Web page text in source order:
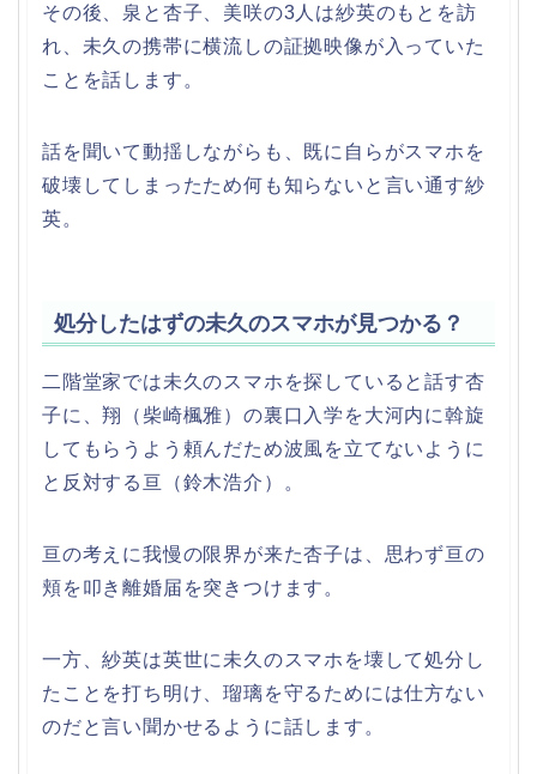
その後、泉と杏子、美咲の3人は紗英のもとを訪
れ、未久の携帯に横流しの証拠映像が入っていた
ことを話します。
話を聞いて動揺しながらも、既に自らがスマホを
破壊してしまったため何も知らないと言い通す紗
英。
処分したはずの未久のスマホが見つかる？
二階堂家では未久のスマホを探していると話す杏
子に、翔（柴崎楓雅）の裏口入学を大河内に斡旋
してもらうよう頼んだため波風を立てないように
と反対する亘（鈴木浩介）。
亘の考えに我慢の限界が来た杏子は、思わず亘の
頬を叩き離婚届を突きつけます。
一方、紗英は英世に未久のスマホを壊して処分し
たことを打ち明け、瑠璃を守るためには仕方ない
のだと言い聞かせるように話します。